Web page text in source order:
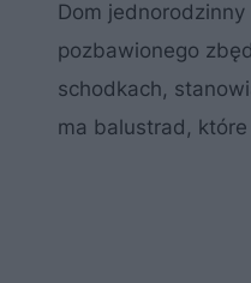
Dom
pozbawionego
schodkach,
ma balustrad,